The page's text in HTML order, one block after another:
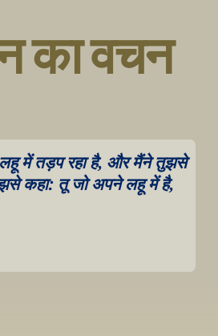
का वचन
में तड़प रहा है, और मैंने तुझसे
कहा: तू जो अपने लहू में है,